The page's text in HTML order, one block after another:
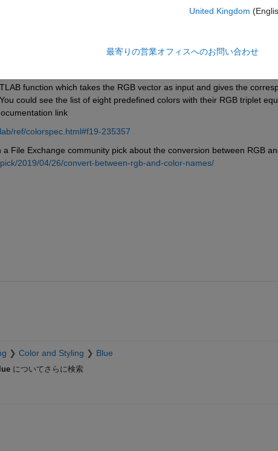
function which takes the RGB vector as input and gives the
could see the list of eight predefined colors with their RGB triplet
link
ref/colorspec.html#f19-235357
File Exchange community pick about the conversion between RGB
2019/04/26/convert-between-rgb-and-color-names/
Color and Styling Blue
についてさらに検索
United Kingdom
最寄りの営業オフィスへのお問い合わせ